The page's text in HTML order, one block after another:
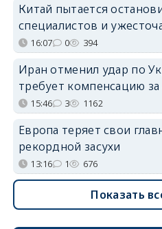
Китай пытается
специалистов и
16:07 0 394
Иран отменил удар по
требует компенсацию за
15:46 3 1162
Европа теряет свои
рекордной засухи
13:16 1 676
Показать